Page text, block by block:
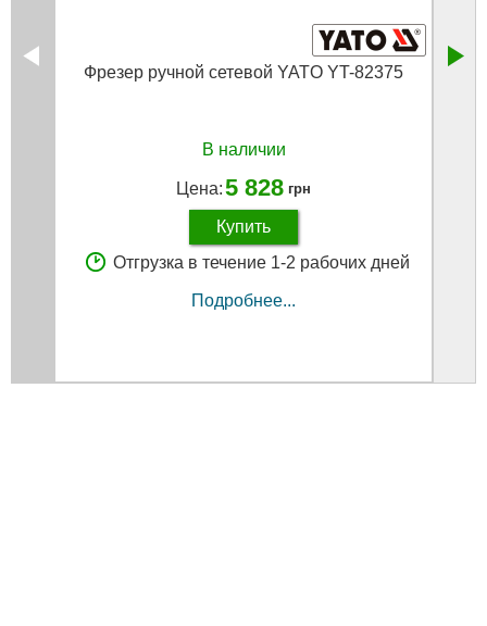
Фрезер ручной сетевой YATO YT-82375
В наличии
Цена:5 828 грн
Купить
Отгрузка в течение 1-2 рабочих дней
Подробнее...